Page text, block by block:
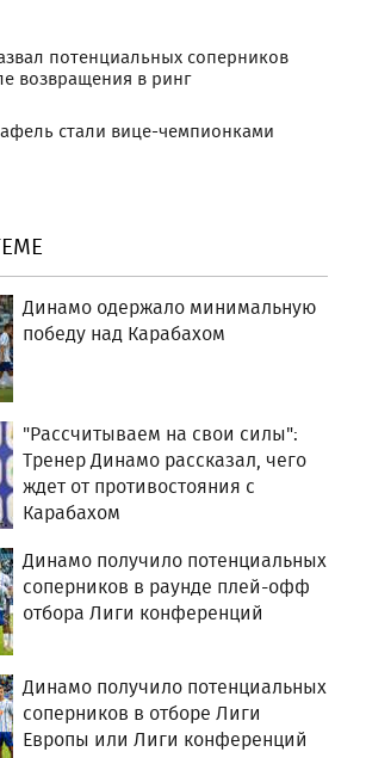
потенциальных соперников
возвращения в ринг
стали вице-чемпионками
Динамо одержало минимальную
победу над Карабахом
"Рассчитываем на свои силы":
Тренер Динамо рассказал, чего
ждет от противостояния с
Карабахом
Динамо получило потенциальных
соперников в раунде плей-офф
отбора Лиги конференций
Динамо получило потенциальных
соперников в отборе Лиги
Европы или Лиги конференций